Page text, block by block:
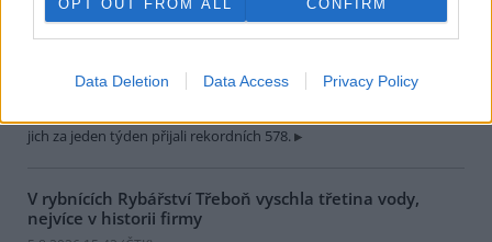
OPT OUT FROM ALL CONFIRM
Data Deletion Data Access Privacy Policy
záchranné stanice pro volně
žijící živočichy přijímají více
dehydratovaná a vysílená mláďata ptáků nebo veverek. ČTK to
sdělila mluvčí stanice Petra Fišerová. Během současné vlny veder
jich za jeden týden přijali rekordních 578.
V rybnících Rybářství Třeboň vyschla třetina vody,
nejvíce v historii firmy